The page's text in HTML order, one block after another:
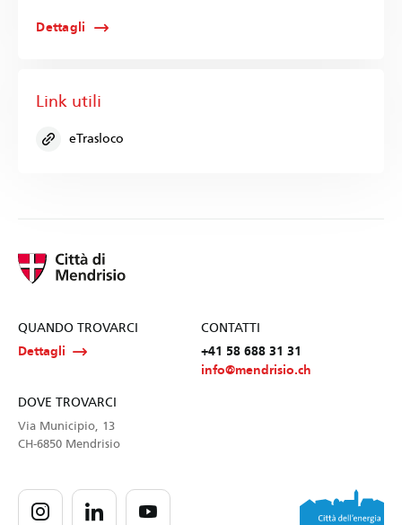
Dettagli
Link utili
eTrasloco
QUANDO TROVARCI
Dettagli
CONTATTI
+41 58 688 31 31
info@mendrisio.ch
DOVE TROVARCI
Via Municipio, 13
CH-6850 Mendrisio